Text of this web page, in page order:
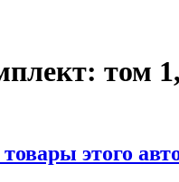
том
этого